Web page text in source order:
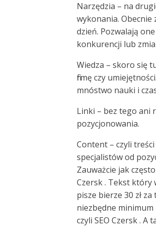
Narzędzia – na
wykonania. Obecnie
dzień. Pozwalają
konkurencji lub
Wiedza – skoro się
firmę czy
mnóstwo nauki i
Linki – bez tego ani
pozycjonowania.
Content – czyli
specjalistów od
Zauważcie jak
Czersk . Tekst który
pisze bierze 30 zł
niezbędne
czyli SEO Czersk .